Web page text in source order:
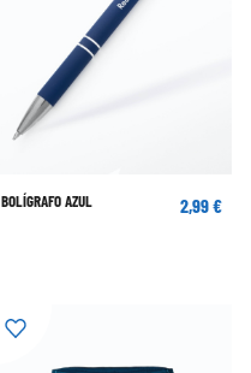
BOLÍGRAFO AZUL 2,99 €